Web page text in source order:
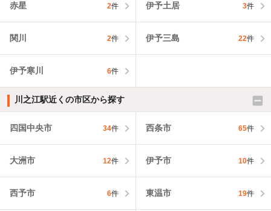
赤星 2件 伊予土居 3件
関川 2件 伊予三島 22件
伊予寒川 6件
川之江駅近くの市区から探す
四国中央市 34件 西条市 65件
大洲市 12件 伊予市 10件
西予市 6件 東温市 19件